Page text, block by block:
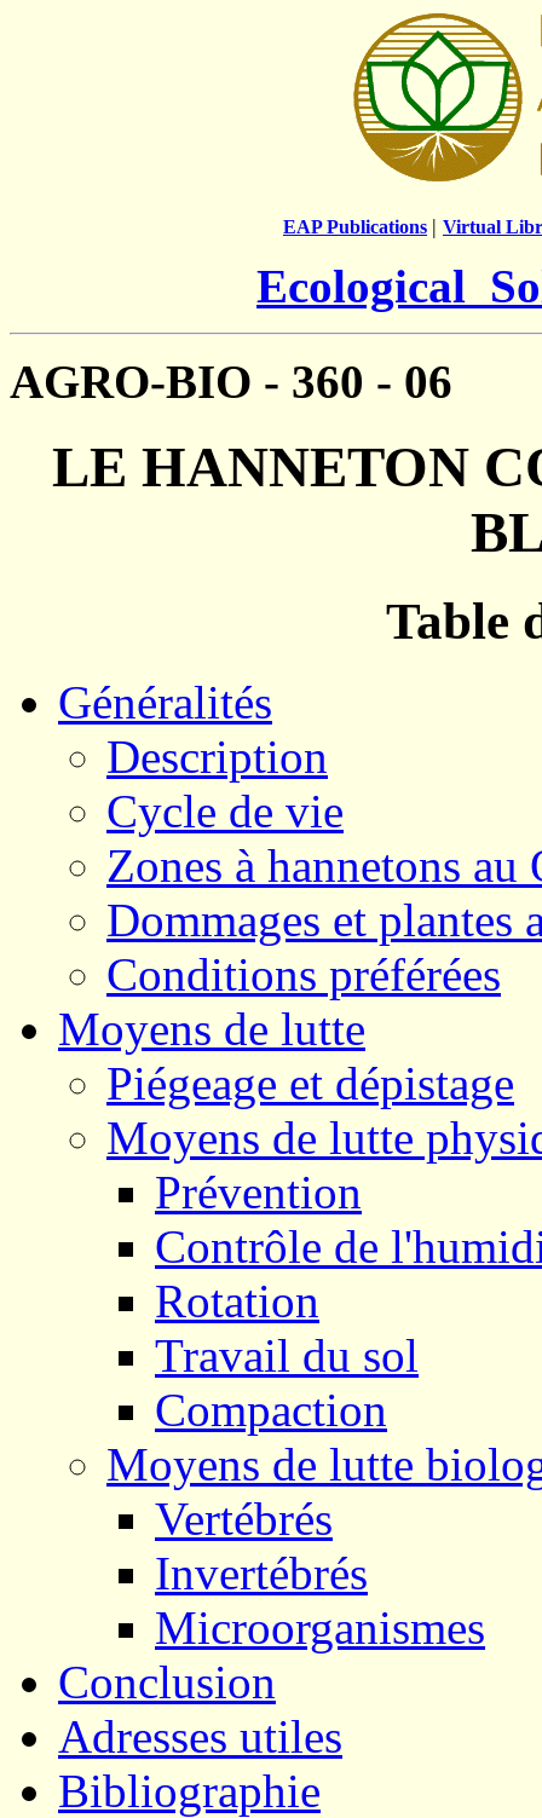
EAP Publications | Virtual
Ecological
AGRO-BIO - 360 - 06
LE HANNETON
Table
Généralités
Description
Cycle de vie
Zones à hannetons au
Dommages et plantes
Conditions préférées
Moyens de lutte
Piégeage et dépistage
Moyens de lutte
Prévention
Contrôle de
Rotation
Travail du sol
Compaction
Moyens de lutte
Vertébrés
Invertébrés
Microorganismes
Conclusion
Adresses utiles
Bibliographie